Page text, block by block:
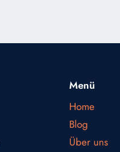
Menü
Home
Blog
Über uns